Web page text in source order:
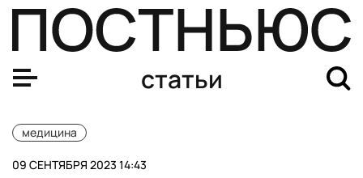
статьи
медицина
09 СЕНТЯБРЯ 2023 14:43
Ученые вырастили человеческие эмбрионы из